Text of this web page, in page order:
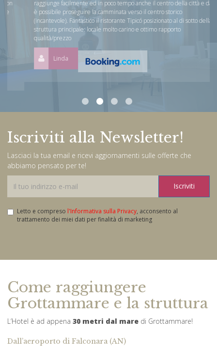
raggiunge facilmente ed in poco tempo anche il centro della città e da lì
è possibile proseguire la camminata verso il centro storico
(incantevole). Fantastico il ristorante Tipicó posizionato al di sotto della
struttura principale: locale molto carino e ottimo rapporto
qualità/prezzo
Linda
Iscriviti alla Newsletter!
Lasciaci la tua email e ricevi aggiornamenti sulle offerte che
abbiamo pensato per te!
Iscriviti
Letto e compreso l'Informativa sulla Privacy, acconsento al
trattamento dei miei dati per finalità di marketing
Come raggiungere
Grottammare e la struttura
L’Hotel è ad appena 30 metri dal mare di Grottammare!
Dall’aeroporto di Falconara (AN)